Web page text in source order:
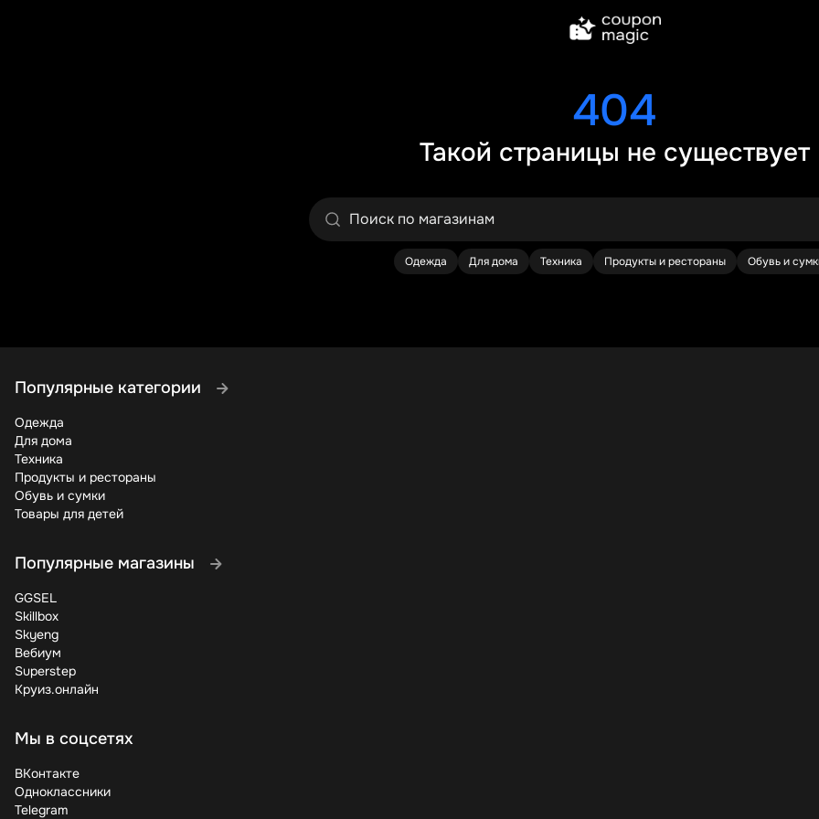
404
Такой страницы не существует
Одежда Для дома Техника Продукты и рестораны Обувь и
Популярные категории
Одежда
Для дома
Техника
Продукты и рестораны
Обувь и сумки
Товары для детей
Популярные магазины
GGSEL
Skillbox
Skyeng
Вебиум
Superstep
Круиз.онлайн
Мы в соцсетях
ВКонтакте
Одноклассники
Telegram